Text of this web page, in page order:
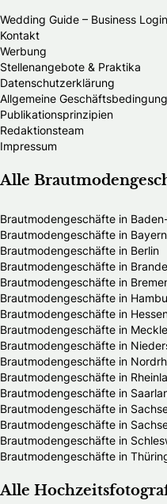
Wedding Guide – Business Login
Kontakt
Werbung
Stellenangebote & Praktika
Datenschutzerklärung
Allgemeine
Publikationsprinzipien
Redaktionsteam
Impressum
Alle
Brautmodengeschäfte in
Brautmodengeschäfte in Bayern
Brautmodengeschäfte in Berlin
Brautmodengeschäfte in
Brautmodengeschäfte in
Brautmodengeschäfte in
Brautmodengeschäfte in
Brautmodengeschäfte in
Brautmodengeschäfte in
Brautmodengeschäfte in
Brautmodengeschäfte in
Brautmodengeschäfte in
Brautmodengeschäfte in
Brautmodengeschäfte in
Brautmodengeschäfte in
Brautmodengeschäfte in
Alle